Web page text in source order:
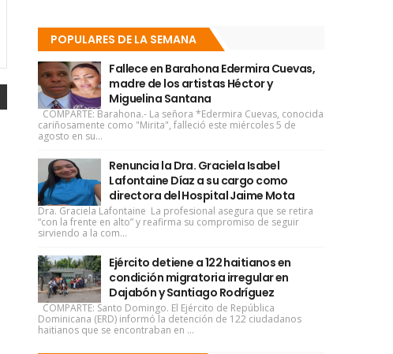
POPULARES DE LA SEMANA
Fallece en Barahona Edermira Cuevas,
madre de los artistas Héctor y
Miguelina Santana
COMPARTE: Barahona.- La señora *Edermira Cuevas, conocida
cariñosamente como "Mirita", falleció este miércoles 5 de
agosto en su...
Renuncia la Dra. Graciela Isabel
Lafontaine Díaz a su cargo como
directora del Hospital Jaime Mota
Dra. Graciela Lafontaine La profesional asegura que se retira
“con la frente en alto” y reafirma su compromiso de seguir
sirviendo a la com...
Ejército detiene a 122 haitianos en
condición migratoria irregular en
Dajabón y Santiago Rodríguez
COMPARTE: Santo Domingo. El Ejército de República
Dominicana (ERD) informó la detención de 122 ciudadanos
haitianos que se encontraban en ...